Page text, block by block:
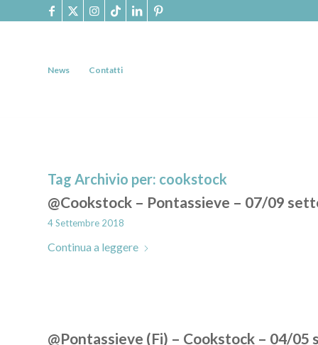
News Contatti
Tag Archivio per: cookstock
@Cookstock – Pontassieve – 07/09
4 Settembre 2018
Continua a leggere
@Pontassieve (Fi) – Cookstock – 04/05